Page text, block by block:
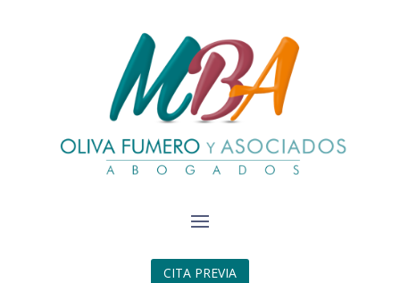
CITA PREVIA
Un juzgado reconoce la
incapacidad permanente
absoluta por fibromialgia
a una empleada del
hogar